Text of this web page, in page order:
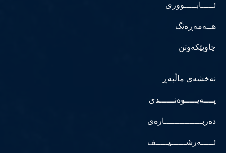
ئـــــابـــــووری
هــەمەڕەنگ
چاوپێکەوتن
نەخشەی ماڵپەڕ
پــــەیـــــوەنــــــدی
دەربـــــــــــــــارەی
ئـــــەرشــــــیـــــف